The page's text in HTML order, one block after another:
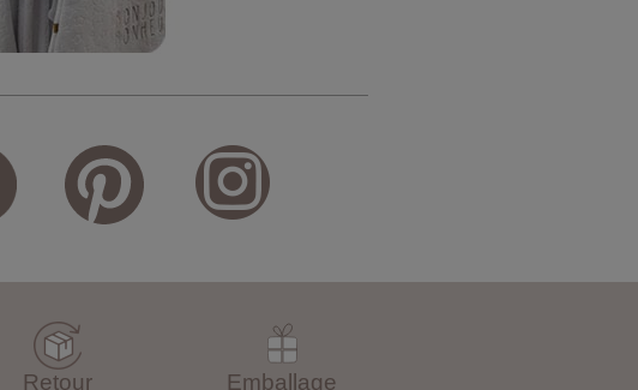
Retour Emballage